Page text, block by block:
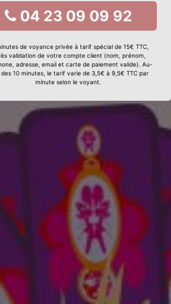
04 23 09 09 92
de voyance privée à tarif spécial de 15€ TTC,
validation de votre compte client (nom, prénom,
adresse, email et carte de paiement valide). Au-
des 10 minutes, le tarif varie de 3,5€ à 9,5€ TTC par
minute selon le voyant.